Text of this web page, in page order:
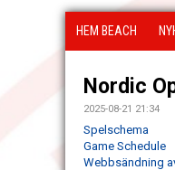
HEM BEACH
Nordic
2025-08-21 21:34
Spelschema
Game Schedule
Webbsändning